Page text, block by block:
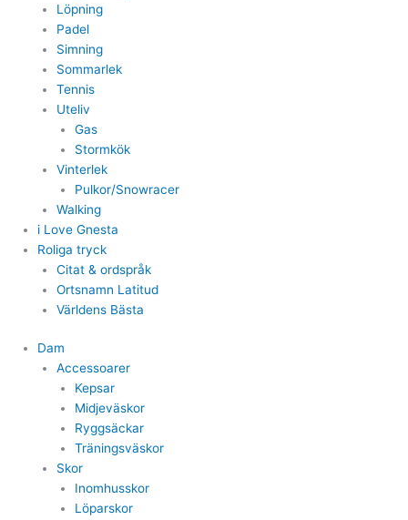
Löpning
Padel
Simning
Sommarlek
Tennis
Uteliv
Gas
Stormkök
Vinterlek
Pulkor/Snowracer
Walking
i Love Gnesta
Roliga tryck
Citat & ordspråk
Ortsnamn Latitud
Världens Bästa
Dam
Accessoarer
Kepsar
Midjeväskor
Ryggsäckar
Träningsväskor
Skor
Inomhusskor
Löparskor